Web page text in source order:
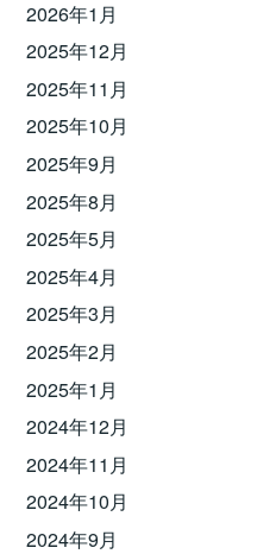
2026年1月
2025年12月
2025年11月
2025年10月
2025年9月
2025年8月
2025年5月
2025年4月
2025年3月
2025年2月
2025年1月
2024年12月
2024年11月
2024年10月
2024年9月